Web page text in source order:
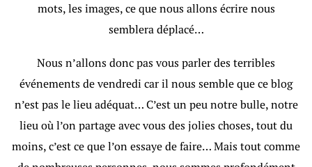
mots, les images, ce que nous allons écrire nous
semblera déplacé…
Nous n’allons donc pas vous parler des terribles
événements de vendredi car il nous semble que ce blog
n’est pas le lieu adéquat… C’est un peu notre bulle, notre
lieu où l’on partage avec vous des jolies choses, tout du
moins, c’est ce que l’on essaye de faire… Mais tout comme